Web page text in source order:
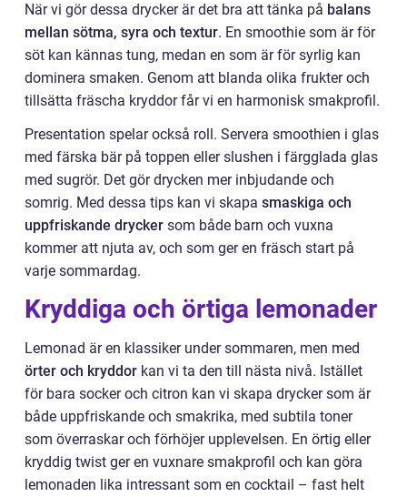
När vi gör dessa drycker är det bra att tänka på balans
mellan sötma, syra och textur. En smoothie som är för
söt kan kännas tung, medan en som är för syrlig kan
dominera smaken. Genom att blanda olika frukter och
tillsätta fräscha kryddor får vi en harmonisk smakprofil.
Presentation spelar också roll. Servera smoothien i glas
med färska bär på toppen eller slushen i färgglada glas
med sugrör. Det gör drycken mer inbjudande och
somrig. Med dessa tips kan vi skapa smaskiga och
uppfriskande drycker som både barn och vuxna
kommer att njuta av, och som ger en fräsch start på
varje sommardag.
Kryddiga och örtiga lemonader
Lemonad är en klassiker under sommaren, men med
örter och kryddor kan vi ta den till nästa nivå. Istället
för bara socker och citron kan vi skapa drycker som är
både uppfriskande och smakrika, med subtila toner
som överraskar och förhöjer upplevelsen. En örtig eller
kryddig twist ger en vuxnare smakprofil och kan göra
lemonaden lika intressant som en cocktail – fast helt